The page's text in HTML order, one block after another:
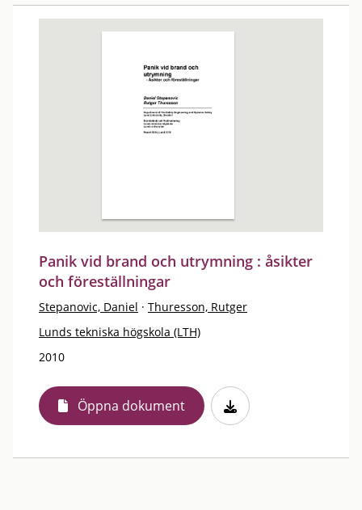
Panik vid brand och utrymning : åsikter
och föreställningar
Stepanovic, Daniel · Thuresson, Rutger
Lunds tekniska högskola (LTH)
2010
Öppna dokument